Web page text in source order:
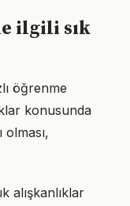
ilgili sık
öğrenme
konusunda
olması,
alışkanlıklar